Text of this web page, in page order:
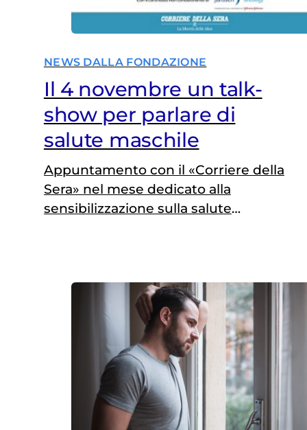
NEWS DALLA FONDAZIONE
Il 4 novembre un talk-
show per parlare di
salute maschile
Appuntamento con il «Corriere della
Sera» nel mese dedicato alla
sensibilizzazione sulla salute
(comitato scientifico)